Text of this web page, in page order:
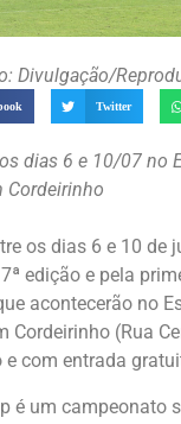
Divulgação/
Twitter
dias 6 e 10/07 no
Cordeirinho
os dias 6 e 10 de
edição e pela
acontecerão no
Cordeirinho (Rua
com entrada
é um campeonato